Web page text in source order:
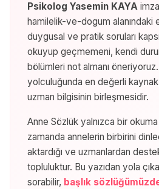
Psikolog Yasemin KAYA
hamilelik-ve-dogum alanındaki
duygusal ve pratik soruları
okuyup geçmemeni, kendi
bölümleri not almanı
yolculuğunda en değerli
uzman bilgisinin birleşmesidir.
Anne Sözlük yalnızca bir
zamanda annelerin birbirini
aktardığı ve uzmanlardan
topluluktur. Bu yazıdan yola
sorabilir, başlık